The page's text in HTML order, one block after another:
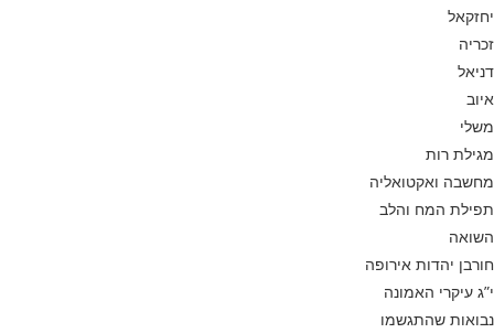
יחזקאל
זכריה
דניאל
איוב
משלי
מגילת רות
מחשבה ואקטואליה
תפילת המח והלב
השואה
חורבן יהדות אירופה
י”ג עיקרי האמונה
נבואות שהתגשמו